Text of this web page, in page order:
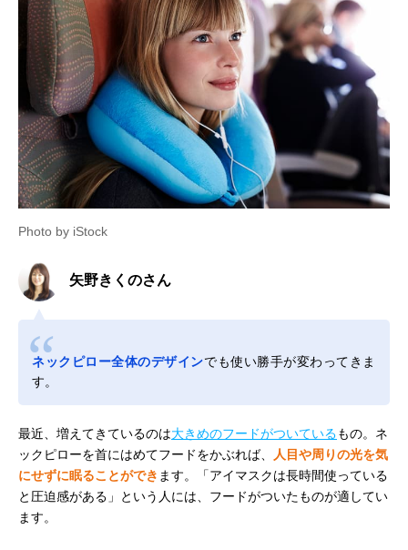
Photo by iStock
矢野きくのさん
ネックピロー全体のデザインでも使い勝手が変わってきま
す。
最近、増えてきているのは大きめのフードがついているもの。ネ
ックピローを首にはめてフードをかぶれば、
人目や周りの光を気
にせずに眠ることができ ます。「アイマスクは長時間使っている
と圧迫感がある」という人には、フードがついたものが適してい
ます。